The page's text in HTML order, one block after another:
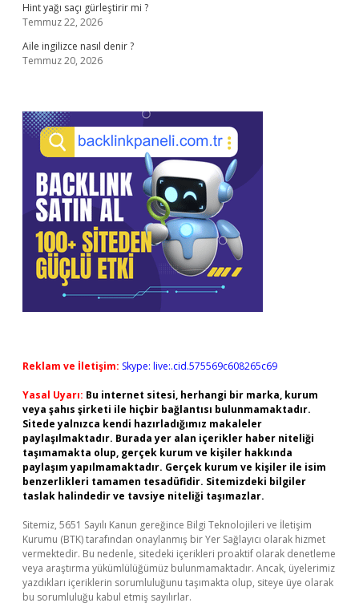
Hint yağı saçı gürleştirir mi ?
Temmuz 22, 2026
Aile ingilizce nasıl denir ?
Temmuz 20, 2026
Reklam ve İletişim: Skype: live:.cid.575569c608265c69
Yasal Uyarı: Bu internet sitesi, herhangi bir marka, kurum
veya şahıs şirketi ile hiçbir bağlantısı bulunmamaktadır.
Sitede yalnızca kendi hazırladığımız makaleler
paylaşılmaktadır. Burada yer alan içerikler haber niteliği
taşımamakta olup, gerçek kurum ve kişiler hakkında
paylaşım yapılmamaktadır. Gerçek kurum ve kişiler ile isim
benzerlikleri tamamen tesadüfidir. Sitemizdeki bilgiler
taslak halindedir ve tavsiye niteliği taşımazlar.
Sitemiz, 5651 Sayılı Kanun gereğince Bilgi Teknolojileri ve İletişim
Kurumu (BTK) tarafından onaylanmış bir Yer Sağlayıcı olarak hizmet
vermektedir. Bu nedenle, sitedeki içerikleri proaktif olarak denetleme
veya araştırma yükümlülüğümüz bulunmamaktadır. Ancak, üyelerimiz
yazdıkları içeriklerin sorumluluğunu taşımakta olup, siteye üye olarak
bu sorumluluğu kabul etmiş sayılırlar.